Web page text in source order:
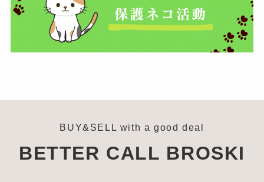
BUY&SELL with a good deal
BETTER CALL BROSKI